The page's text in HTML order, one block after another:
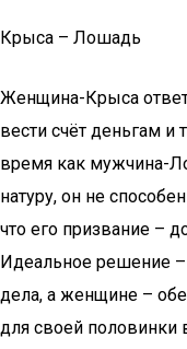
Крыса – Лошадь
Женщина-Крыса
вести счёт деньгам и
время как мужчина-
натуру, он не
что его призвание –
Идеальное решение
дела, а женщине –
для своей